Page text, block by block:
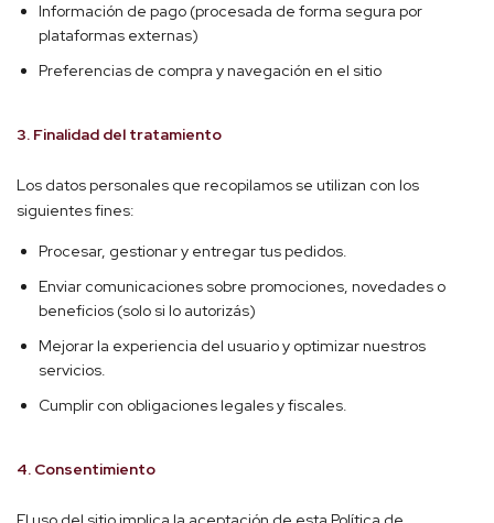
Información de pago (procesada de forma segura por
plataformas externas)
Preferencias de compra y navegación en el sitio
3. Finalidad del tratamiento
Los datos personales que recopilamos se utilizan con los
siguientes fines:
Procesar, gestionar y entregar tus pedidos.
Enviar comunicaciones sobre promociones, novedades o
beneficios (solo si lo autorizás)
Mejorar la experiencia del usuario y optimizar nuestros
servicios.
Cumplir con obligaciones legales y fiscales.
4. Consentimiento